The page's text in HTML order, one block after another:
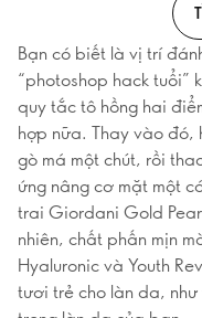
Bạn có biết là vị trí
“photoshop hack tuổi”
quy tắc tô hồng hai
hợp nữa. Thay vào đó,
gò má một chút, rồi
ứng nâng cơ mặt một
trai Giordani Gold
nhiên, chất phấn mịn
Hyaluronic và Youth
tươi trẻ cho làn da, như